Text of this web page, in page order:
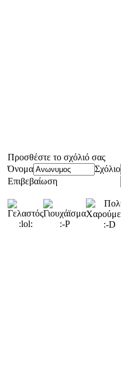
Προσθέστε το σχόλιό σας
Όνομα
Σχόλιο
Επιβεβαίωση